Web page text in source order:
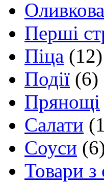
Перші
Піца (12)
Події (6)
Прянощі
Салати
Соуси
Товари з